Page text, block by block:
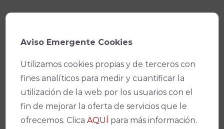
Ficha técnica
Aviso Emergente Cookies
Utilizamos cookies propias y de terceros con
fines analíticos para medir y cuantificar la
utilización de la web por los usuarios con el
fin de mejorar la oferta de servicios que le
ofrecemos. ClicaAQUÍ
para más información.